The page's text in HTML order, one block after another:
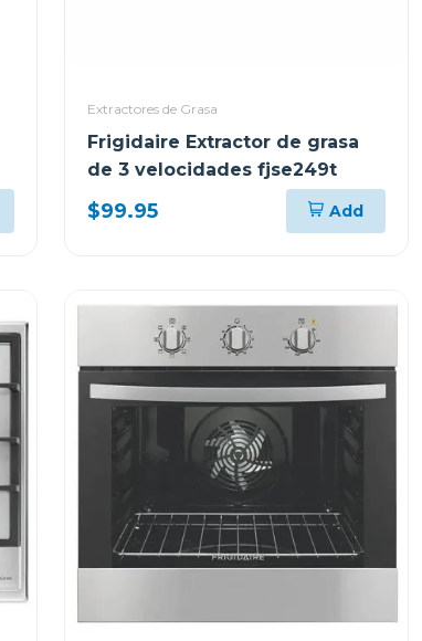
Extractores de Grasa
Frigidaire Extractor de grasa
de 3 velocidades fjse249t
$99.95 Add